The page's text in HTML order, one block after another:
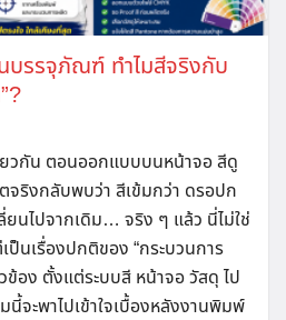
รรจุภัณฑ์ ทำไมสีจริงกับ
วกัน ตอนออกแบบบนหน้าจอ สีดู
ริงกลับพบว่า สีเข้มกว่า ดรอปก
ยนไปจากเดิม… จริง ๆ แล้ว นี่ไม่ใช่
ป็นเรื่องปกติของ “กระบวนการ
อง ตั้งแต่ระบบสี หน้าจอ วัสดุ ไป
จะพาไปเข้าใจเบื้องหลังงานพิมพ์